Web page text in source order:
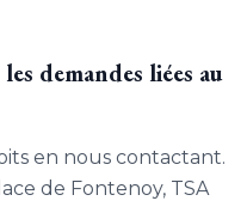
demandes liées au
en nous contactant.
de Fontenoy, TSA